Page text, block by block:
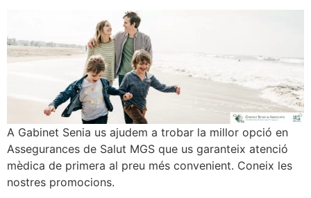
A Gabinet Senia us ajudem a trobar la millor opció en
Assegurances de Salut MGS que us garanteix atenció
mèdica de primera al preu més convenient. Coneix les
nostres promocions.